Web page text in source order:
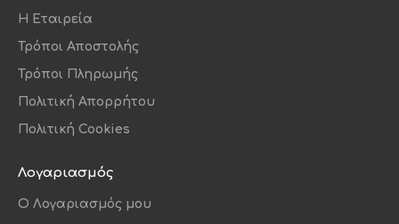
Η Εταιρεία
Τρόποι Αποστολής
Τρόποι Πληρωμής
Πολιτική Απορρήτου
Πολιτική Cookies
Λογαριασμός
O Λογαριασμός μου